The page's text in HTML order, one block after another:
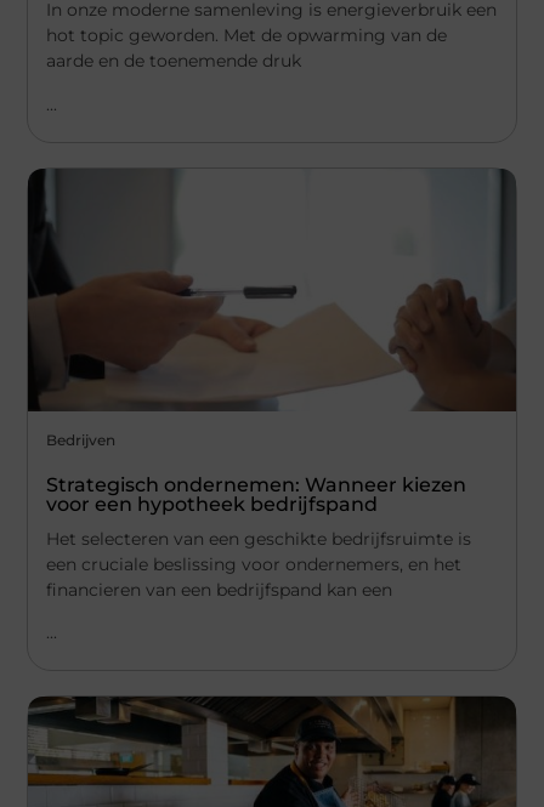
In onze moderne samenleving is energieverbruik een
hot topic geworden. Met de opwarming van de
aarde en de toenemende druk
...
Bedrijven
Strategisch ondernemen: Wanneer kiezen
voor een hypotheek bedrijfspand
Het selecteren van een geschikte bedrijfsruimte is
een cruciale beslissing voor ondernemers, en het
financieren van een bedrijfspand kan een
...